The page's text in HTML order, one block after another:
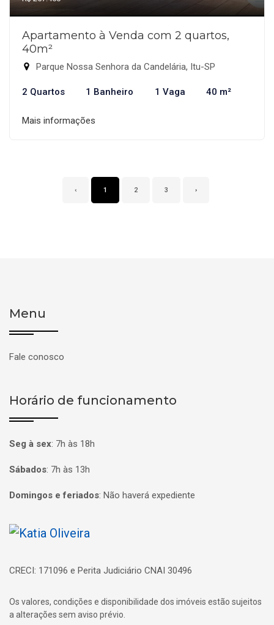
Apartamento à Venda com 2 quartos,
40m²
Parque Nossa Senhora da Candelária, Itu-SP
2 Quartos 1 Banheiro 1 Vaga 40 m²
Mais informações
‹ 1 2 3 ›
Menu
Fale conosco
Horário de funcionamento
Seg à sex: 7h às 18h
Sábados: 7h às 13h
Domingos e feriados: Não haverá expediente
Página inicial
CRECI: 171096 e Perita Judiciário CNAI 30496
Os valores, condições e disponibilidade dos imóveis estão sujeitos
a alterações sem aviso prévio.